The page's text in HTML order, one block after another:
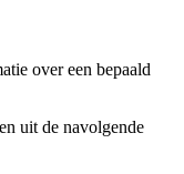
over een bepaald
uit de navolgende